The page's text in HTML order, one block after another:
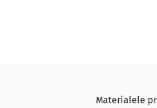
Materialele